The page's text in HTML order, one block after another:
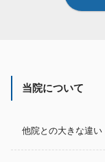
当院について
他院との大きな違い